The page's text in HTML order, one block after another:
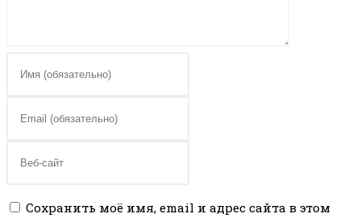
или
пользователя,
прокомментировать
адрес,
прокомментировать
веб-Сохранить моё имя, email и адрес сайта в этом